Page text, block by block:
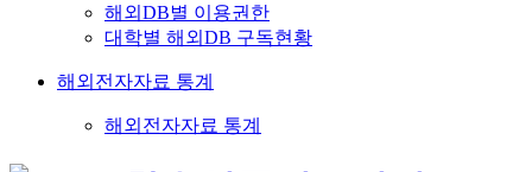
해외DB별 이용권한
대학별 해외DB 구독현황
해외전자자료 통계
해외전자자료 통계